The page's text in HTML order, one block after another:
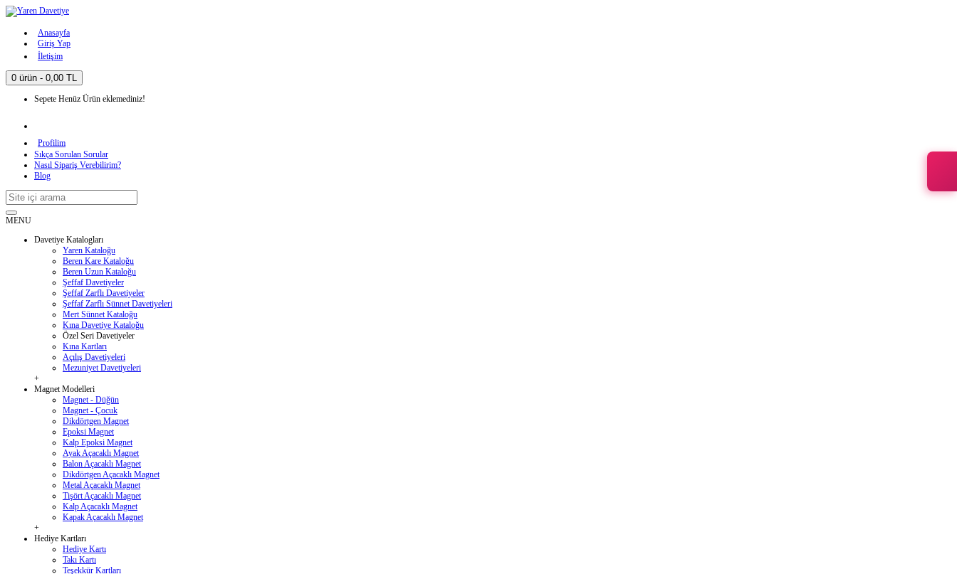
Anasayfa
Giriş Yap
İletişim
0 ürün - 0,00 TL
Sepete Henüz Ürün eklemediniz!
Profilim
Sıkça Sorulan Sorular
Nasıl Sipariş Verebilirim?
Blog
MENU
Davetiye Katalogları
Yaren Kataloğu
Beren Kare Kataloğu
Beren Uzun Kataloğu
Şeffaf Davetiyeler
Şeffaf Zarflı Davetiyeler
Şeffaf Zarflı Sünnet Davetiyeleri
Mert Sünnet Kataloğu
Kına Davetiye Kataloğu
Özel Seri Davetiyeler
Kına Kartları
Açılış Davetiyeleri
Mezuniyet Davetiyeleri
+
Magnet Modelleri
Magnet - Düğün
Magnet - Çocuk
Dikdörtgen Magnet
Epoksi Magnet
Kalp Epoksi Magnet
Ayak Açacaklı Magnet
Balon Açacaklı Magnet
Dikdörtgen Açacaklı Magnet
Metal Açacaklı Magnet
Tişört Açacaklı Magnet
Kalp Açacaklı Magnet
Kapak Açacaklı Magnet
+
Hediye Kartları
Hediye Kartı
Takı Kartı
Teşekkür Kartları